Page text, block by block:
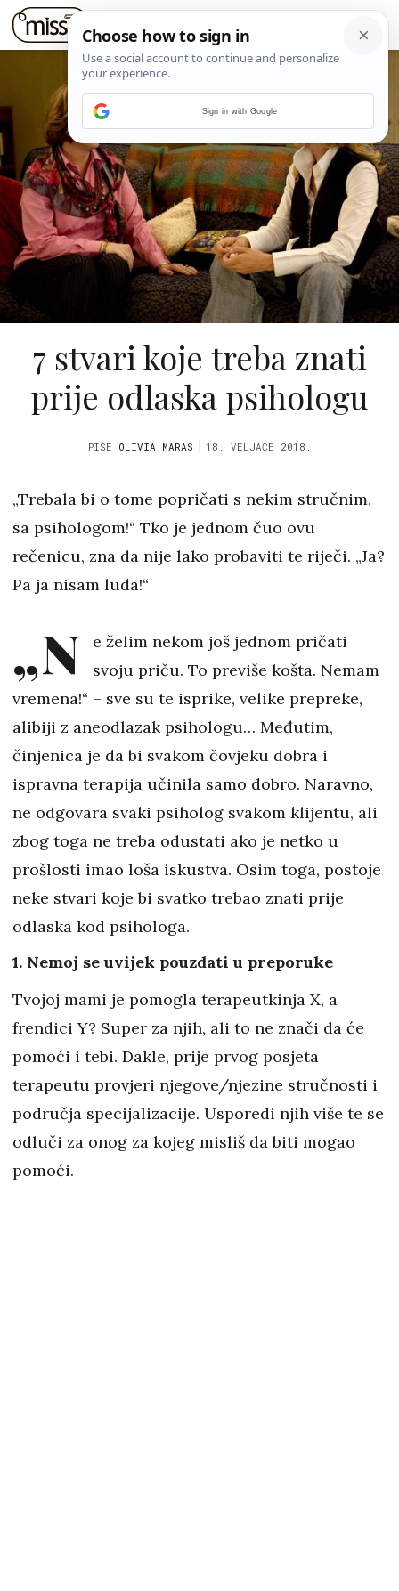
7 stvari koje treba znati
prije odlaska psihologu
PIŠE OLIVIA MARAS 18. VELJAČE 2018.
„Trebala bi o tome popričati s nekim stručnim,
sa psihologom!“ Tko je jednom čuo ovu
rečenicu, zna da nije lako probaviti te riječi. „Ja?
Pa ja nisam luda!“
„N
e želim nekom još jednom pričati
svoju priču. To previše košta. Nemam
vremena!“ – sve su te isprike, velike prepreke,
alibiji z aneodlazak psihologu… Međutim,
činjenica je da bi svakom čovjeku dobra i
ispravna terapija učinila samo dobro. Naravno,
ne odgovara svaki psiholog svakom klijentu, ali
zbog toga ne treba odustati ako je netko u
prošlosti imao loša iskustva. Osim toga, postoje
neke stvari koje bi svatko trebao znati prije
odlaska kod psihologa.
1. Nemoj se uvijek pouzdati u preporuke
Tvojoj mami je pomogla terapeutkinja X, a
frendici Y? Super za njih, ali to ne znači da će
pomoći i tebi. Dakle, prije prvog posjeta
terapeutu provjeri njegove/njezine stručnosti i
područja specijalizacije. Usporedi njih više te se
odluči za onog za kojeg misliš da biti mogao
pomoći.
Sign in with Google